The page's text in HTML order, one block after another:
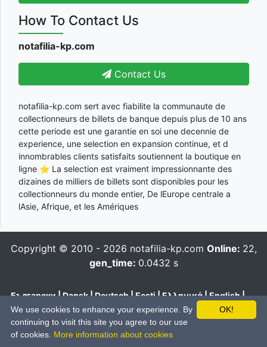
How To Contact Us
notafilia-kp.com
Contact Us
notafilia-kp.com sert avec fiabilite la communaute de
collectionneurs de billets de banque depuis plus de 10 ans
cette periode est une garantie en soi une decennie de
experience, une selection en expansion continue, et d
innombrables clients satisfaits soutiennent la boutique en
ligne ⭐ La selection est vraiment impressionnante des
dizaines de milliers de billets sont disponibles pour les
collectionneurs du monde entier, De lEurope centrale a
lAsie, Afrique, et les Amériques
Copyright © 2010 - 2026 notafilia-kp.com Online: 22,
gen_time: 0.0432 s
Български|Dansk|Deutsch|Eesti|Ελληνικά|English|
Español|Français|Hrvatski|Italiano|Latviešu Lietuvių
Magyar|Nederlands|Polski|Português|Română|Pусский
Slovenčina|Slovenski|Suomi| Svenska
OK!
We use cookies to enhance your experience. By
continuing to visit this site you agree to our use
of cookies. More information about cookies